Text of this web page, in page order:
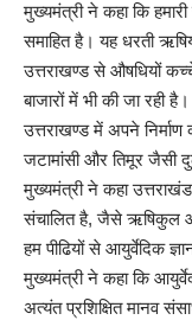
मुख्यमंत्री ने कहा कि
समाहित है। यह धरती
उत्तराखण्ड से औषधियों
बाजारों में भी की जा रही
उत्तराखण्ड में अपने
जटामांसी और तिमूर जैसी
मुख्यमंत्री ने कहा
संचालित है, जैसे ऋषिकुल
हम पीढियों से आयुर्वेदिक
मुख्यमंत्री ने कहा कि
अत्यंत प्रशिक्षित मानव